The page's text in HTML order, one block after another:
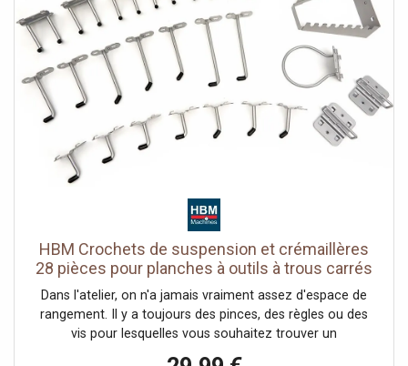
HBM Crochets de suspension et crémaillères
28 pièces pour planches à outils à trous carrés
Dans l'atelier, on n'a jamais vraiment assez d'espace de
rangement. Il y a toujours des pinces, des règles ou des
vis pour lesquelles vous souhaitez trouver un